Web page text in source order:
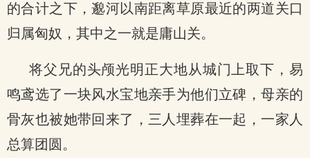
的合计之下，邈河以南距离草原最近的两道关口
归属匈奴，其中之一就是庸山关。
将父兄的头颅光明正大地从城门上取下，易
鸣鸢选了一块风水宝地亲手为他们立碑，母亲的
骨灰也被她带回来了，三人埋葬在一起，一家人
总算团圆。